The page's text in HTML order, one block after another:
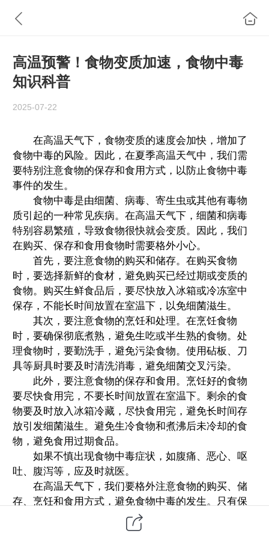
高温预警！食物变质加速，食物中毒
知识科普
2025-07-22
在高温天气下，食物变质的速度会加快，增加了
食物中毒的风险。因此，在夏季高温天气中，我们需
要特别注意食物的保存和食用方式，以防止食物中毒
事件的发生。
食物中毒是由细菌、病毒、寄生虫或其他有毒物
质引起的一种常见疾病。在高温天气下，细菌和病毒
特别容易繁殖，导致食物很快就会变质。因此，我们
在购买、保存和食用食物时需要格外小心。
首先，要注意食物的购买和储存。在购买食物
时，要选择新鲜的食材，避免购买已经过期或变质的
食物。购买生鲜食品后，要尽快放入冰箱或冷冻室中
保存，不能长时间放置在室温下，以免细菌滋生。
其次，要注意食物的烹饪和处理。在烹饪食物
时，要确保彻底煮熟，避免生吃或半生熟的食物。处
理食物时，要勤洗手，避免污染食物。使用砧板、刀
具等厨具时要及时清洗消毒，避免细菌交叉污染。
此外，要注意食物的保存和食用。烹饪好的食物
要尽快食用完，不要长时间放置在室温下。剩余的食
物要及时放入冰箱冷藏，尽快食用完，避免长时间存
放引发细菌滋生。避免生冷食物和煮沸后未冷却的食
物，避免食用过期食品。
如果不慎出现食物中毒症状，如腹痛、恶心、呕
吐、腹泻等，应及时就医。
在高温天气下，我们要格外注意食物的购买、储
存、烹饪和食用方式，避免食物中毒的发生。只有保
持食品卫生，科学合理地处理食物，才能让我们健康
地度过夏季高温天气。希望大家都能注重食品安全，